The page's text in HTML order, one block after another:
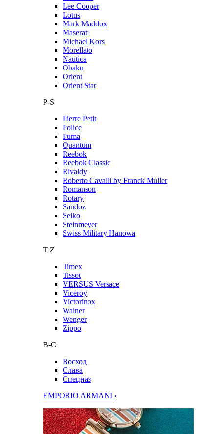
Lee Cooper
Lotus
Mark Maddox
Maserati
Michael Kors
Morellato
Nautica
Obaku
Orient
Orient Star
P-S
Pierre Petit
Police
Puma
Quantum
Reebok
Reebok Classic
Rivaldy
Roberto Cavalli by Franck Muller
Romanson
Rotary
Sandoz
Seiko
Steinmeyer
Swiss Military Hanowa
T-Z
Timex
Tissot
VERSUS Versace
Viceroy
Victorinox
Wainer
Wenger
Zippo
В-С
Восход
Слава
Спецназ
EMPORIO ARMANI ›